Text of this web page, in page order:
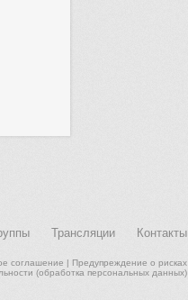
Трансляции Контакты
соглашение | Предупреждение о рисках
(обработка персональных данных)